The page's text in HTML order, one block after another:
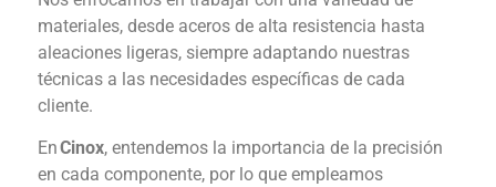
materiales, desde aceros de alta resistencia hasta
aleaciones ligeras, siempre adaptando nuestras
técnicas a las necesidades específicas de cada
cliente.
EnCinox, entendemos la importancia de la precisión
en cada componente, por lo que empleamos